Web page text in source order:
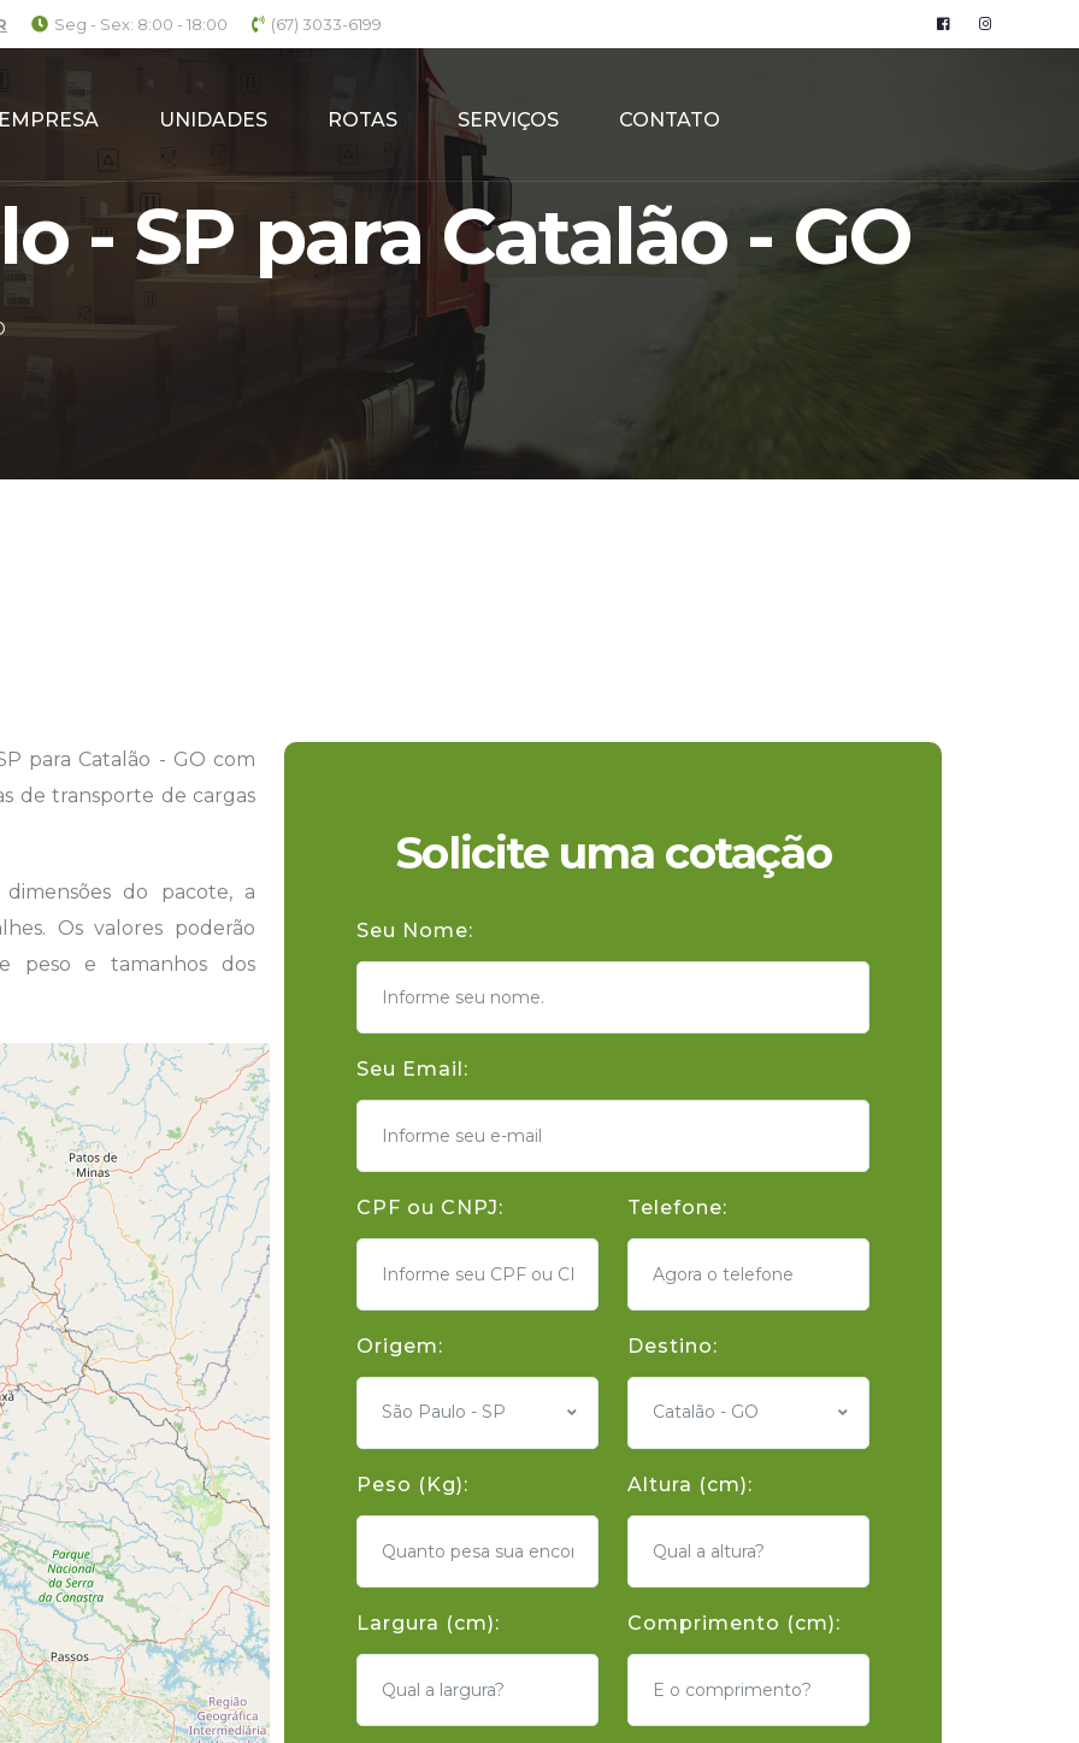
Seg - Sex: 8:00 - 18:00 (67) 3033-6199
UNIDADES ROTAS SERVIÇOS CONTATO
- SP para Catalão - GO
para Catalão - GO com
de transporte de cargas
do pacote, a
Os valores poderão
peso e tamanhos dos
Solicite uma cotação
Seu Nome:
Seu Email:
CPF ou CNPJ: Telefone:
Origem:
São Paulo - SP
Destino:
Catalão - GO
Peso (Kg): Altura (cm):
Largura (cm): Comprimento (cm):